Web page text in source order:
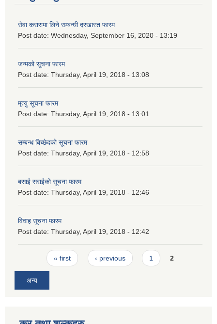
सेवा करारामा लिने सम्बन्धी दरखास्त फारम
Post date: Wednesday, September 16, 2020 - 13:19
जन्मको सूचना फारम
Post date: Thursday, April 19, 2018 - 13:08
मृत्यु सूचना फारम
Post date: Thursday, April 19, 2018 - 13:01
सम्बन्ध बिच्छेदको सूचना फारम
Post date: Thursday, April 19, 2018 - 12:58
बसाई सराईको सूचना फारम
Post date: Thursday, April 19, 2018 - 12:46
विवाह सूचना फारम
Post date: Thursday, April 19, 2018 - 12:42
Pages« first ‹ previous 1 2
अन्य